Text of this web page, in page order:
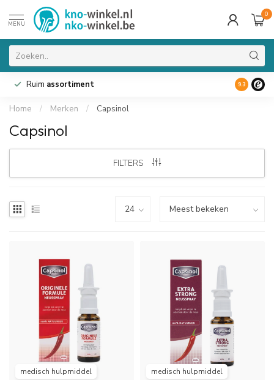
MENU
0
Ruim assortiment 9.3
Home / Merken / Capsinol
Capsinol
FILTERS
medisch hulpmiddel medisch hulpmiddel